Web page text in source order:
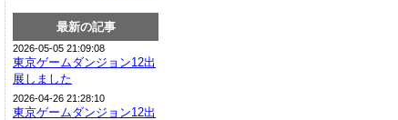
最新の記事
2026-05-05 21:09:08
東京ゲームダンジョン12出
展しました
2026-04-26 21:28:10
東京ゲームダンジョン12出